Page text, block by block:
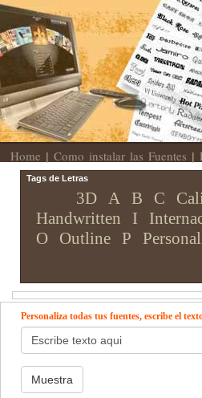
Home | Como instalar las Fuentes |
Tags de Letras
3D A B C
Handwritten
I
O
Outline P
Personaliza todas tus fuentes, escribe el